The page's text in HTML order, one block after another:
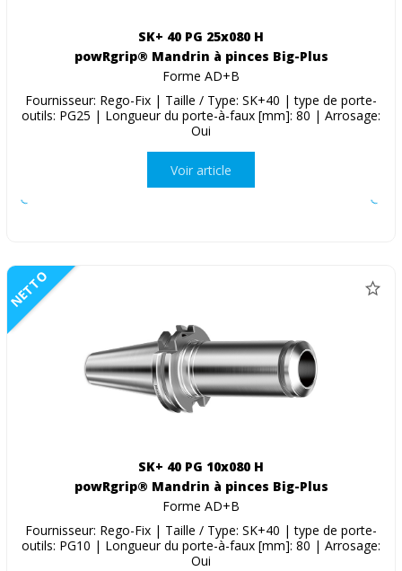
SK+ 40 PG 25x080 H
powRgrip® Mandrin à pinces Big-Plus
Forme AD+B
Fournisseur: Rego-Fix | Taille / Type: SK+40 | type de porte-
outils: PG25 | Longueur du porte-à-faux [mm]: 80 | Arrosage:
Oui
Voir article
NETTO
SK+ 40 PG 10x080 H
powRgrip® Mandrin à pinces Big-Plus
Forme AD+B
Fournisseur: Rego-Fix | Taille / Type: SK+40 | type de porte-
outils: PG10 | Longueur du porte-à-faux [mm]: 80 | Arrosage:
Oui